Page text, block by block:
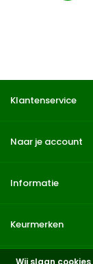
Klantenservice
Naar je account
Informatie
Keurmerken
Wij slaan